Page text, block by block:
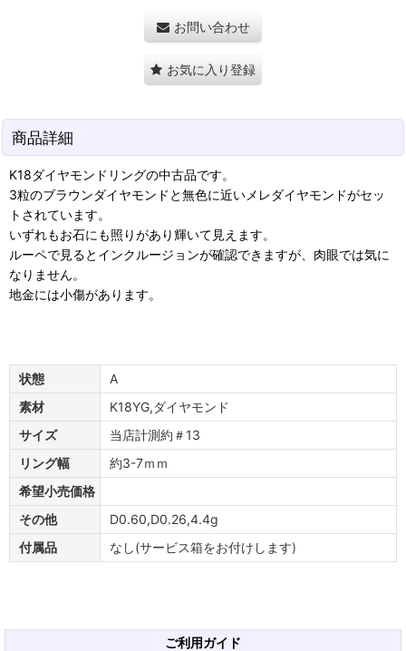
お問い合わせ
お気に入り登録
商品詳細
K18ダイヤモンドリングの中古品です。
3粒のブラウンダイヤモンドと無色に近いメレダイヤモンドがセッ
トされています。
いずれもお石にも照りがあり輝いて見えます。
ルーペで見るとインクルージョンが確認できますが、肉眼では気に
なりません。
地金には小傷があります。
状態
A
素材
K18YG,ダイヤモンド
サイズ
当店計測約＃13
リング幅
約3-7ｍｍ
希望小売価格
その他
D0.60,D0.26,4.4g
付属品
なし(サービス箱をお付けします)
ご利用ガイド